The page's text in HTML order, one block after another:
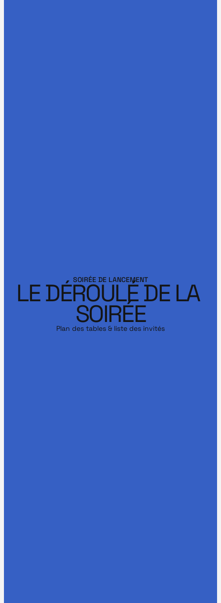
SOIRÉE DE LANCEMENT
LE DÉROULÉ DE LA
SOIRÉE
Plan des tables & liste des invités